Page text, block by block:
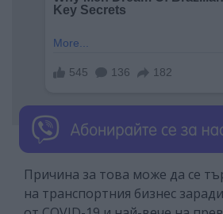
Причина за това може да се
на транспортния бизнес